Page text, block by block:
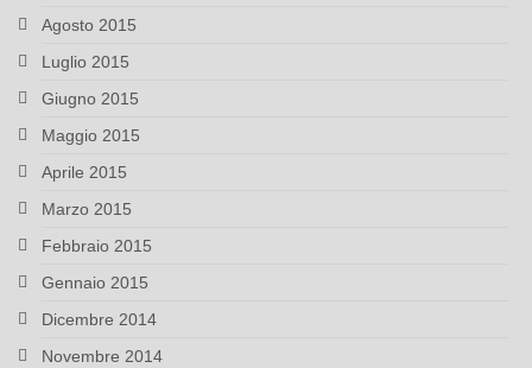
Agosto 2015
Luglio 2015
Giugno 2015
Maggio 2015
Aprile 2015
Marzo 2015
Febbraio 2015
Gennaio 2015
Dicembre 2014
Novembre 2014